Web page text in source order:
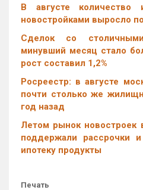
В августе количество
новостройками выросло
Cделок со
минувший месяц стало
рост составил 1,2%
Росреестр: в августе
почти столько же
год назад
Летом рынок новостроек
поддержали рассрочки
ипотеку продукты
Печать